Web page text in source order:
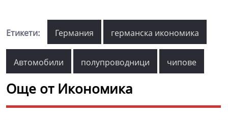
Етикети: Германия германска икономика
Автомобили полупроводници чипове
Още от Икономика